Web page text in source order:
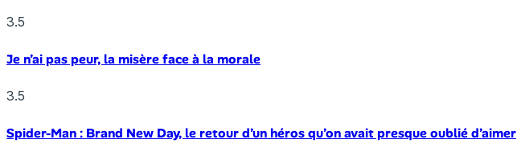
3.5
Je n’ai pas peur, la misère face à la morale
3.5
Spider-Man : Brand New Day, le retour d’un héros qu’on avait presque oublié d’aimer